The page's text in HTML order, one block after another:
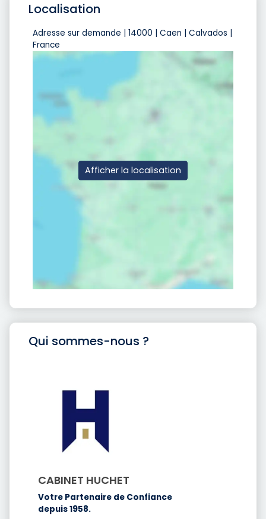
Localisation
Adresse sur demande | 14000 | Caen | Calvados |
France
Afficher la localisation
Qui sommes-nous ?
CABINET HUCHET
Votre Partenaire de Confiance
depuis 1958.